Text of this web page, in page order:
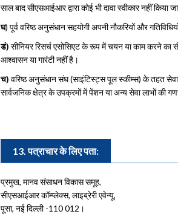
साल बाद सीएसआईआर द्वारा कोई भी दावा स्वीकार नहीं किया
घ) पूर्व वरिष्ठ अनुसंधान सहयोगी अपनी नौकरियों और
डं) सीनियर रिसर्च एसोसिएट के रूप में चयन या काम करने
आश्वासन या गारंटी नहीं है।
च) वरिष्ठ अनुसंधान संघ (साइंटिस्ट्स पूल स्कीम्स) के तहत
सार्वजनिक क्षेत्र के उपक्रमों में पेंशन या अन्य सेवा लाभों की
13. पत्राचार के लिए पता:
प्रमुख, मानव संसाधन विकास समूह,
सीएसआईआर कॉम्प्लेक्स, लाइब्रेरी एवेन्यू,
पूसा, नई दिल्ली -110 012।